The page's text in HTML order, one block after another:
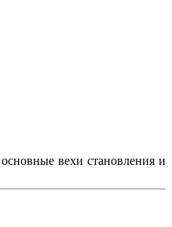
вехи становления и